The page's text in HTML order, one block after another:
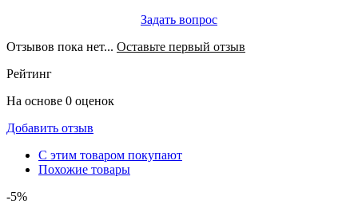
Задать вопрос
Отзывов пока нет... Оставьте первый отзыв
Рейтинг
На основе 0 оценок
Добавить отзыв
С этим товаром покупают
Похожие товары
-5%